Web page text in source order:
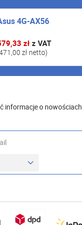
4G-AX56
zł z VAT
zł netto)
informacje o nowościach